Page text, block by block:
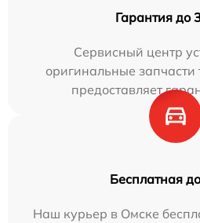
Гарантия до
Сервисный центр
оригинальные запчасти
предоставляет
Бесплатная
Наш курьер в Омске